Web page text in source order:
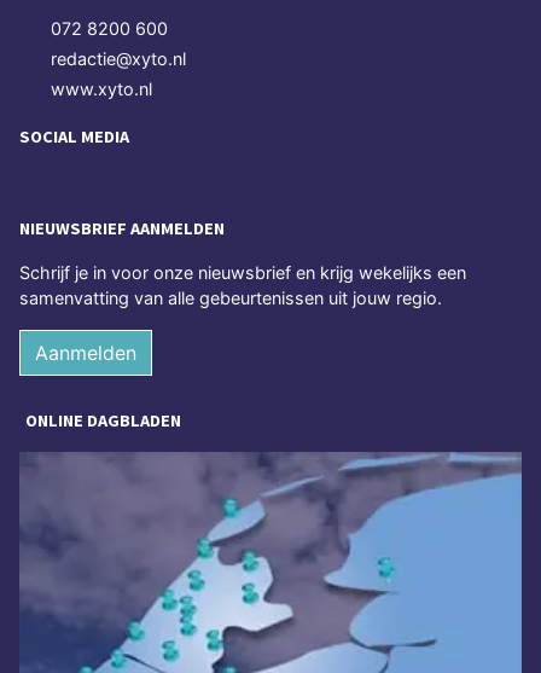
072 8200 600
redactie@xyto.nl
www.xyto.nl
SOCIAL MEDIA
NIEUWSBRIEF AANMELDEN
Schrijf je in voor onze nieuwsbrief en krijg wekelijks een
samenvatting van alle gebeurtenissen uit jouw regio.
Aanmelden
ONLINE DAGBLADEN